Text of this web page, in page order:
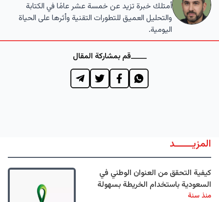
أمتلك خبرة تزيد عن خمسة عشر عامًا في الكتابة
والتحليل العميق للتطورات التقنية وأثرها على الحياة
اليومية.
قم بمشاركة المقال
المزيــــــد
كيفية التحقق من العنوان الوطني في
السعودية باستخدام الخريطة بسهولة
منذ سنة